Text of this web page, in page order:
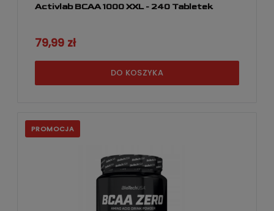
Activlab BCAA 1000 XXL - 240 Tabletek
79,99 zł
DO KOSZYKA
PROMOCJA